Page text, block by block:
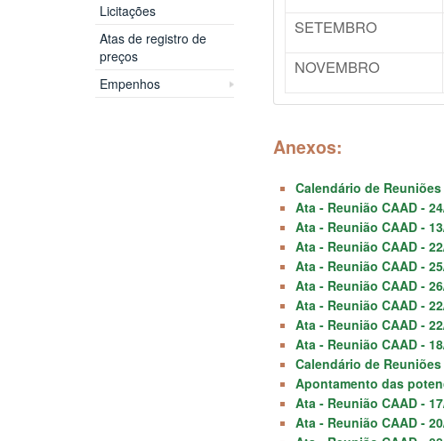
Licitações
Atas de registro de
preços
Empenhos
SETEMBRO
NOVEMBRO
Anexos:
Calendário de
Ata - Reunião CAAD -
Ata - Reunião CAAD -
Ata - Reunião CAAD -
Ata - Reunião CAAD -
Ata - Reunião CAAD -
Ata - Reunião CAAD -
Ata - Reunião CAAD -
Ata - Reunião CAAD -
Calendário de
Apontamento das
Ata - Reunião CAAD -
Ata - Reunião CAAD -